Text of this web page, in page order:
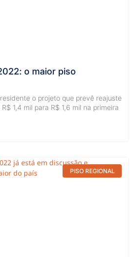
o maior piso
o projeto que prevê reajuste
1,4 mil para R$ 1,6 mil na primeira
PISO REGIONAL